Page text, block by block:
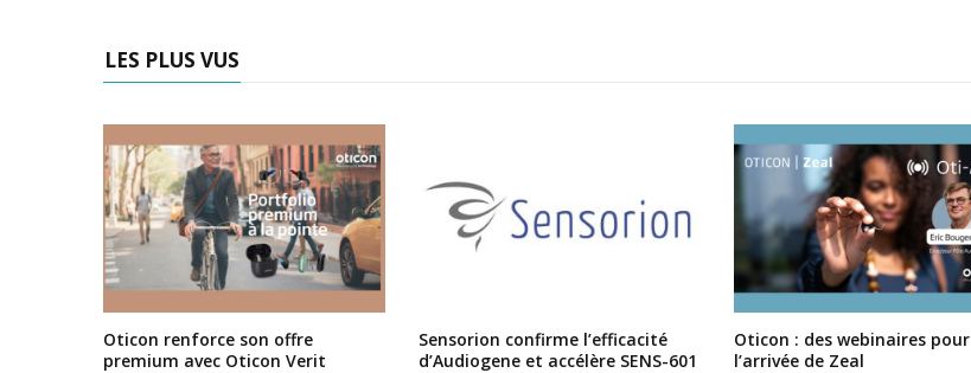
LES PLUS VUS
Oticon renforce son offre
premium avec Oticon Verit
Sensorion confirme l’efficacité
d’Audiogene et accélère SENS-601
Oticon : des webinaires pour
l’arrivée de Zeal